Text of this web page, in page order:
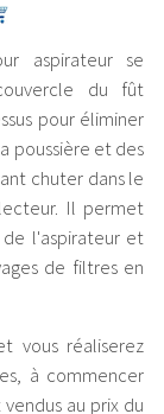
aspirateur se
du fût
pour éliminer
poussière et des
chuter dans le
Il permet
de l'aspirateur et
de filtres en
vous réaliserez
à commencer
au prix du